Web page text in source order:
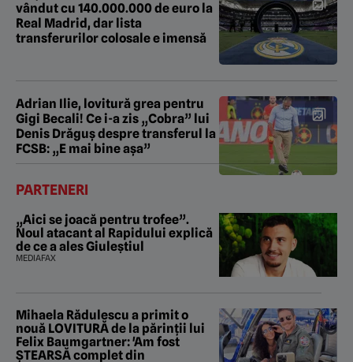
vândut cu 140.000.000 de euro la
Real Madrid, dar lista
transferurilor colosale e imensă
Adrian Ilie, lovitură grea pentru
Gigi Becali! Ce i-a zis „Cobra” lui
Denis Drăguș despre transferul la
FCSB: „E mai bine așa”
PARTENERI
„Aici se joacă pentru trofee”.
Noul atacant al Rapidului explică
de ce a ales Giuleștiul
MEDIAFAX
Mihaela Rădulescu a primit o
nouă LOVITURĂ de la părinții lui
Felix Baumgartner: 'Am fost
ȘTEARSĂ complet din